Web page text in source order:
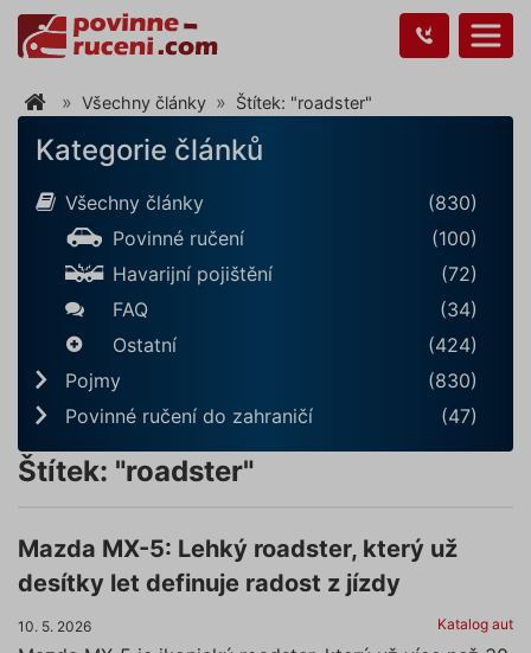
Všechny články Štítek: "roadster"
Kategorie článků
Všechny články
(830)
Povinné ručení
(100)
Havarijní pojištění
(72)
FAQ
(34)
Ostatní
(424)
Pojmy
(830)
Povinné ručení do zahraničí
(47)
Štítek: "roadster"
Mazda MX-5: Lehký roadster, který už
desítky let definuje radost z jízdy
10. 5. 2026 Katalog aut